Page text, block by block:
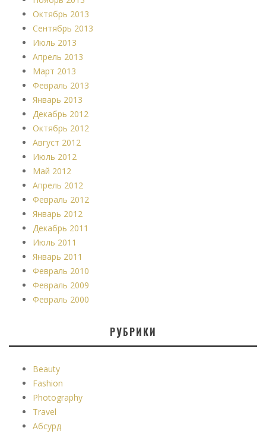
Октябрь 2013
Сентябрь 2013
Июль 2013
Апрель 2013
Март 2013
Февраль 2013
Январь 2013
Декабрь 2012
Октябрь 2012
Август 2012
Июль 2012
Май 2012
Апрель 2012
Февраль 2012
Январь 2012
Декабрь 2011
Июль 2011
Январь 2011
Февраль 2010
Февраль 2009
Февраль 2000
РУБРИКИ
Beauty
Fashion
Photography
Travel
Абсурд